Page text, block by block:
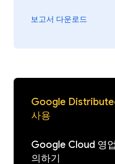
보고서 다운로드
Google
사용
Google Cloud 영
의하기